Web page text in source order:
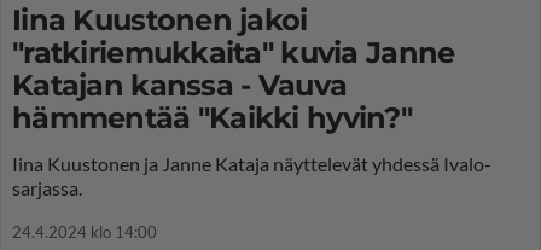
Iina Kuustonen jakoi
"ratkiriemukkaita" kuvia Janne
Katajan kanssa - Vauva
hämmentää "Kaikki hyvin?"
Iina Kuustonen ja Janne Kataja näyttelevät yhdessä Ivalo-
sarjassa.
24.4.2024 klo 14:00